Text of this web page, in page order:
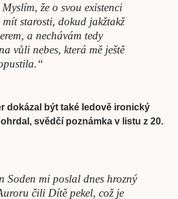
že o svou existenci
mít starosti, dokud jakžtakž
a nechávám tedy
vůli nebes, která mě ještě
dokázal být také ledově ironický
svědčí poznámka v listu z 20.
Soden mi poslal dnes hrozný
čili Dítě pekel, což je